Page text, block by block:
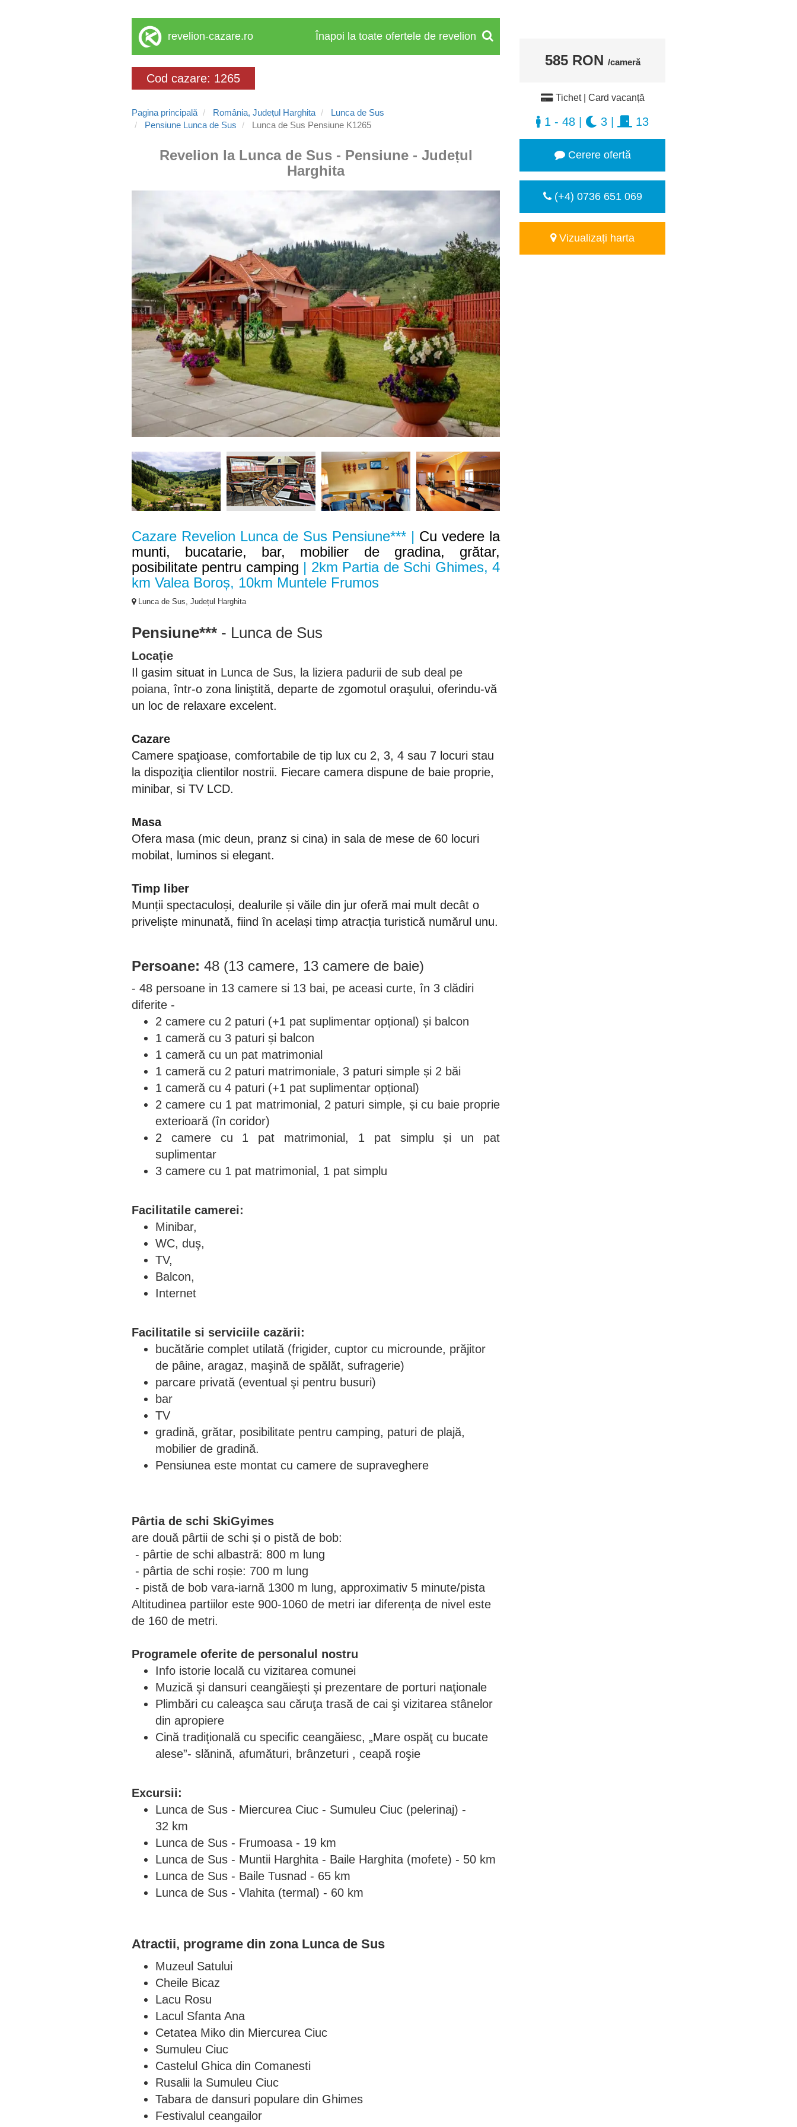
revelion-cazare.ro Înapoi la toate ofertele de revelion
Cod cazare: 1265
Pagina principală România, Județul Harghita
Lunca de Sus
Pensiune Lunca de Sus
Lunca de Sus Pensiune K1265
Revelion la Lunca de Sus - Pensiune - Județul
Harghita
Cazare Revelion Lunca de Sus Pensiune*** | Cu vedere la
munti, bucatarie, bar, mobilier de gradina, grătar,
posibilitate pentru camping | 2km Partia de Schi Ghimes, 4
km Valea Boroș, 10km Muntele Frumos
Lunca de Sus, Județul Harghita
Pensiune*** - Lunca de Sus
Locație
Il gasim situat in Lunca de Sus, la liziera padurii de sub deal pe
poiana,într-o zona liniştită, departe de zgomotul oraşului, oferindu-vă
un loc de relaxare excelent.
Cazare
Camere spaţioase, comfortabile de tip lux cu 2, 3, 4 sau 7 locuri stau
la dispoziţia clientilor nostrii. Fiecare camera dispune de baie proprie,
minibar, si TV LCD.
Masa
Ofera masa (mic deun, pranz si cina) in sala de mese de 60 locuri
mobilat, luminos si elegant.
Timp liber
Munții spectaculoși, dealurile și văile din jur oferă mai mult decât o
priveliște minunată, fiind în același timp atracția turistică numărul unu.
Persoane: 48 (13 camere, 13 camere de baie)
- 48 persoane in 13 camere si 13 bai, pe aceasi curte, în 3 clădiri
diferite -
2 camere cu 2 paturi (+1 pat suplimentar opțional) și balcon
1 cameră cu 3 paturi și balcon
1 cameră cu un pat matrimonial
1 cameră cu 2 paturi matrimoniale, 3 paturi simple și 2 băi
1 cameră cu 4 paturi (+1 pat suplimentar opțional)
2 camere cu 1 pat matrimonial, 2 paturi simple, și cu baie proprie
exterioară (în coridor)
2 camere cu 1 pat matrimonial, 1 pat simplu și un pat
suplimentar
3 camere cu 1 pat matrimonial, 1 pat simplu
Facilitatile camerei:
Minibar,
WC, duş,
TV,
Balcon,
Internet
Facilitatile si serviciile cazării:
bucătărie complet utilată (frigider, cuptor cu microunde, prăjitor
de pâine, aragaz, maşină de spălăt, sufragerie)
parcare privată (eventual şi pentru busuri)
bar
TV
gradină, grătar, posibilitate pentru camping, paturi de plajă,
mobilier de gradină.
Pensiunea este montat cu camere de supraveghere
Pârtia de schi SkiGyimes
are două pârtii de schi și o pistă de bob:
- pârtie de schi albastră: 800 m lung
- pârtia de schi roșie: 700 m lung
- pistă de bob vara-iarnă 1300 m lung, approximativ 5 minute/pista
Altitudinea partiilor este 900-1060 de metri iar diferența de nivel este
de 160 de metri.
Programele oferite de personalul nostru
Info istorie locală cu vizitarea comunei
Muzică şi dansuri ceangăieşti şi prezentare de porturi naţionale
Plimbări cu caleaşca sau căruţa trasă de cai şi vizitarea stânelor
din apropiere
Cină tradiţională cu specific ceangăiesc, „Mare ospăţ cu bucate
alese”- slănină, afumături, brânzeturi , ceapă roşie
Excursii:
Lunca de Sus - Miercurea Ciuc - Sumuleu Ciuc (pelerinaj) -
32 km
Lunca de Sus - Frumoasa - 19 km
Lunca de Sus - Muntii Harghita - Baile Harghita (mofete) - 50 km
Lunca de Sus - Baile Tusnad - 65 km
Lunca de Sus - Vlahita (termal) - 60 km
Atractii, programe din zona Lunca de Sus
Muzeul Satului
Cheile Bicaz
Lacu Rosu
Lacul Sfanta Ana
Cetatea Miko din Miercurea Ciuc
Sumuleu Ciuc
Castelul Ghica din Comanesti
Rusalii la Sumuleu Ciuc
Tabara de dansuri populare din Ghimes
Festivalul ceangailor
585 RON /cameră
Tichet | Card vacanță
1 - 48 3 13
Cerere ofertă
(+4) 0736 651 069
Vizualizați harta